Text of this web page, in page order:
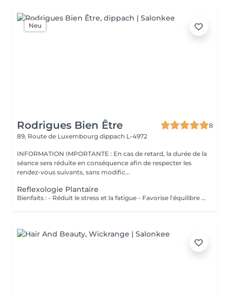
Neu
Rodrigues Bien Être
8
89, Route de Luxembourg dippach L-4972
INFORMATION IMPORTANTE : En cas de retard, la durée de la
séance sera réduite en conséquence afin de respecter les
rendez-vous suivants, sans modific...
Reflexologie Plantaire
Bienfaits : - Réduit le stress et la fatigue - Favorise l'équilibre du corps - Stimule les fonctions naturelles de l'organisme - Améliore le bien-être général